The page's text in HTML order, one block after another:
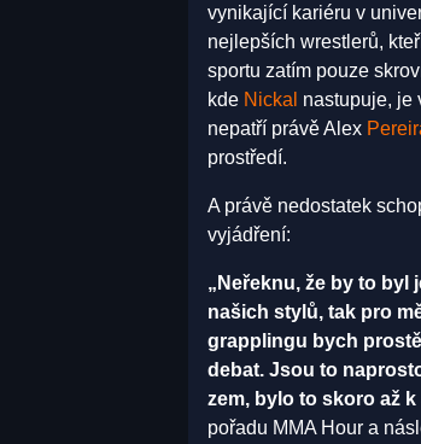
vynikající kariéru v
nejlepších wrestlerů,
sportu zatím pouze
kde Nickal nastupuje, je
nepatří právě Alex
prostředí.
A právě nedostatek
vyjádření:
„Neřeknu, že by to byl
našich stylů, tak pro
grapplingu bych
debat. Jsou to
zem, bylo to skoro až k
pořadu MMA Hour a